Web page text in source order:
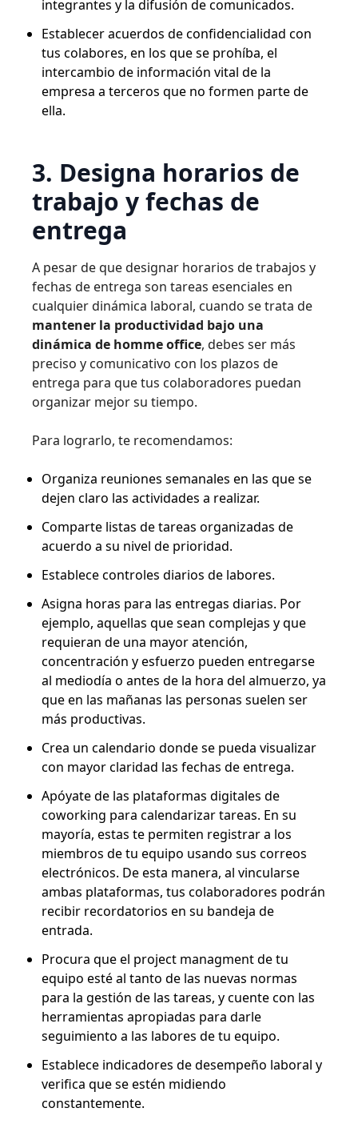
integrantes y la difusión de comunicados.
Establecer acuerdos de confidencialidad con
tus colabores, en los que se prohíba, el
intercambio de información vital de la
empresa a terceros que no formen parte de
ella.
3. Designa horarios de
trabajo y fechas de
entrega
A pesar de que designar horarios de trabajos y
fechas de entrega son tareas esenciales en
cualquier dinámica laboral, cuando se trata de
mantener la productividad bajo una
dinámica de homme office, debes ser más
preciso y comunicativo con los plazos de
entrega para que tus colaboradores puedan
organizar mejor su tiempo.
Para lograrlo, te recomendamos:
Organiza reuniones semanales en las que se
dejen claro las actividades a realizar.
Comparte listas de tareas organizadas de
acuerdo a su nivel de prioridad.
Establece controles diarios de labores.
Asigna horas para las entregas diarias. Por
ejemplo, aquellas que sean complejas y que
requieran de una mayor atención,
concentración y esfuerzo pueden entregarse
al mediodía o antes de la hora del almuerzo, ya
que en las mañanas las personas suelen ser
más productivas.
Crea un calendario donde se pueda visualizar
con mayor claridad las fechas de entrega.
Apóyate de las plataformas digitales de
coworking para calendarizar tareas. En su
mayoría, estas te permiten registrar a los
miembros de tu equipo usando sus correos
electrónicos. De esta manera, al vincularse
ambas plataformas, tus colaboradores podrán
recibir recordatorios en su bandeja de
entrada.
Procura que el project managment de tu
equipo esté al tanto de las nuevas normas
para la gestión de las tareas, y cuente con las
herramientas apropiadas para darle
seguimiento a las labores de tu equipo.
Establece indicadores de desempeño laboral y
verifica que se estén midiendo
constantemente.